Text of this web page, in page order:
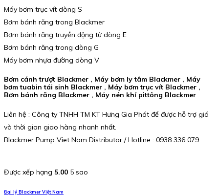
Máy bơm trục vít dòng S
Bơm bánh răng trong Blackmer
Bơm bánh răng truyền động từ dòng E
Bơm bánh răng trong dòng G
Máy bơm nhựa đường dòng V
Bơm cánh trượt Blackmer , Máy bơm ly tâm Blackmer , Máy
bơm tuabin tái sinh Blackmer , Máy bơm trục vít Blackmer ,
Bơm bánh răng Blackmer , Máy nén khí pittông Blackmer
Liên hệ : Công ty TNHH TM KT Hưng Gia Phát để được hỗ trợ giá
và thời gian giao hàng nhanh nhất.
Blackmer Pump Viet Nam Distributor / Hotline : 0938 336 079
Được xếp hạng 5.00 5 sao
Đại lý Blackmer Việt Nam